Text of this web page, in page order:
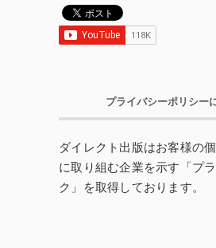
プライバシーポリシー
ダイレクト出版はお客様の
に取り組む企業を示す「プ
ク」を取得しております。